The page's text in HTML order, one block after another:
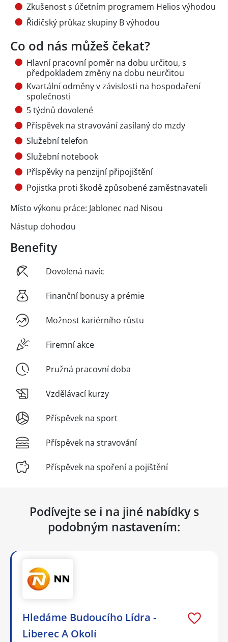
Zkušenost s účetním programem Helios výhodou
Řidičský průkaz skupiny B výhodou
Co od nás můžeš čekat?
Hlavní pracovní poměr na dobu určitou, s
předpokladem změny na dobu neurčitou
Kvartální odměny v závislosti na hospodaření
společnosti
5 týdnů dovolené
Příspěvek na stravování zasílaný do mzdy
Služební telefon
Služební notebook
Příspěvky na penzijní připojištění
Pojistka proti škodě způsobené zaměstnavateli
Místo výkonu práce: Jablonec nad Nisou
Nástup dohodou
Benefity
Dovolená navíc
Finanční bonusy a prémie
Možnost kariérního růstu
Firemní akce
Pružná pracovní doba
Vzdělávací kurzy
Příspěvek na sport
Příspěvek na stravování
Příspěvek na spoření a pojištění
Podívejte se i na jiné nabídky s
podobným nastavením:
Hledáme Budoucího Lídra -
Liberec A Okolí